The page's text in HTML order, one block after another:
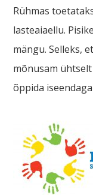
Rühmas
lasteaiaellu.
mängu. Selleks,
mõnusam
õppida